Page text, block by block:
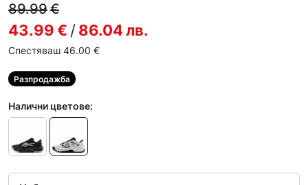
89.99€
43.99€ /86.04лв.
Спестяваш 46.00 €
Разпродажба
Налични цветове: